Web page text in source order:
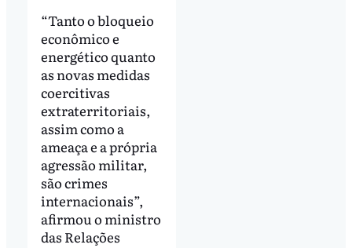
“Tanto o bloqueio
econômico e
energético quanto
as novas medidas
coercitivas
extraterritoriais,
assim como a
ameaça e a própria
agressão militar,
são crimes
internacionais”,
afirmou o ministro
das Relações